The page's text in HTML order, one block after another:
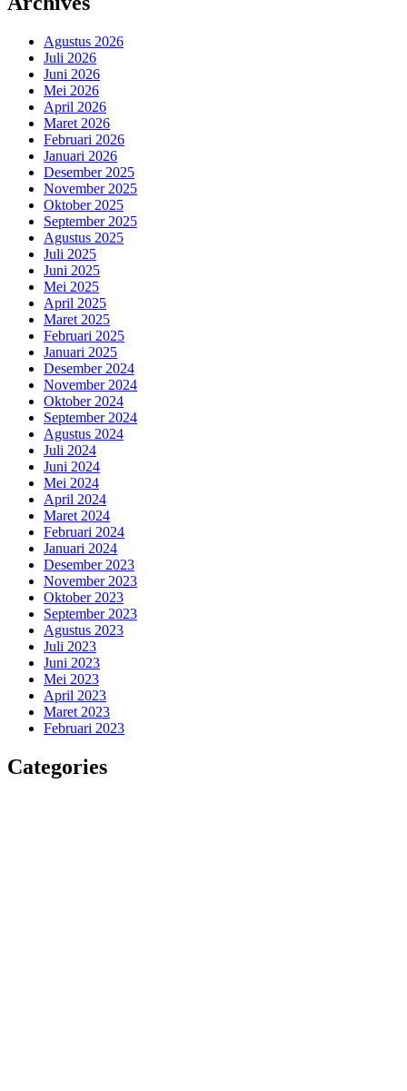
Agustus 2026
Juli 2026
Juni 2026
Mei 2026
April 2026
Maret 2026
Februari 2026
Januari 2026
Desember 2025
November 2025
Oktober 2025
September 2025
Agustus 2025
Juli 2025
Juni 2025
Mei 2025
April 2025
Maret 2025
Februari 2025
Januari 2025
Desember 2024
November 2024
Oktober 2024
September 2024
Agustus 2024
Juli 2024
Juni 2024
Mei 2024
April 2024
Maret 2024
Februari 2024
Januari 2024
Desember 2023
November 2023
Oktober 2023
September 2023
Agustus 2023
Juli 2023
Juni 2023
Mei 2023
April 2023
Maret 2023
Februari 2023
Categories